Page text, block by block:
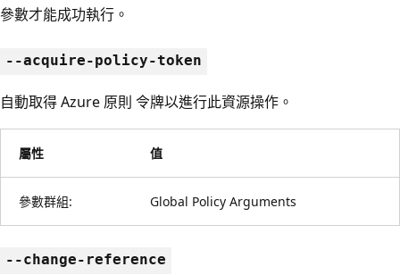
參數才能成功執行。
--acquire-policy-token
自動取得 Azure 原則 令牌以進行此資源操作。
屬性 值
參數群組: Global Policy Arguments
--change-reference